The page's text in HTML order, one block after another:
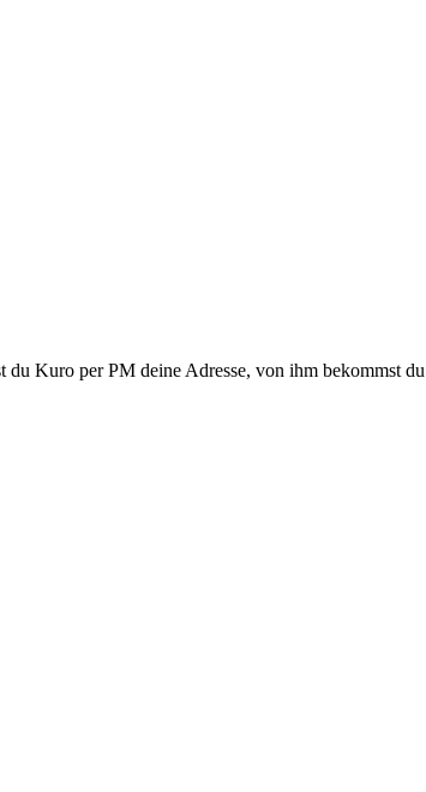
Kuro per PM deine Adresse, von ihm bekommst du